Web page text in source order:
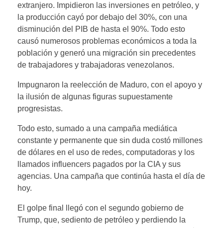
extranjero. Impidieron las inversiones en petróleo, y
la producción cayó por debajo del 30%, con una
disminución del PIB de hasta el 90%. Todo esto
causó numerosos problemas económicos a toda la
población y generó una migración sin precedentes
de trabajadores y trabajadoras venezolanos.
Impugnaron la reelección de Maduro, con el apoyo y
la ilusión de algunas figuras supuestamente
progresistas.
Todo esto, sumado a una campaña mediática
constante y permanente que sin duda costó millones
de dólares en el uso de redes, computadoras y los
llamados influencers pagados por la CIA y sus
agencias. Una campaña que continúa hasta el día de
hoy.
El golpe final llegó con el segundo gobierno de
Trump, que, sediento de petróleo y perdiendo la